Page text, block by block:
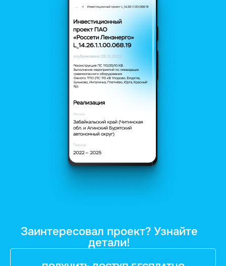
Заинтересовал проект? Узнайте
детали!